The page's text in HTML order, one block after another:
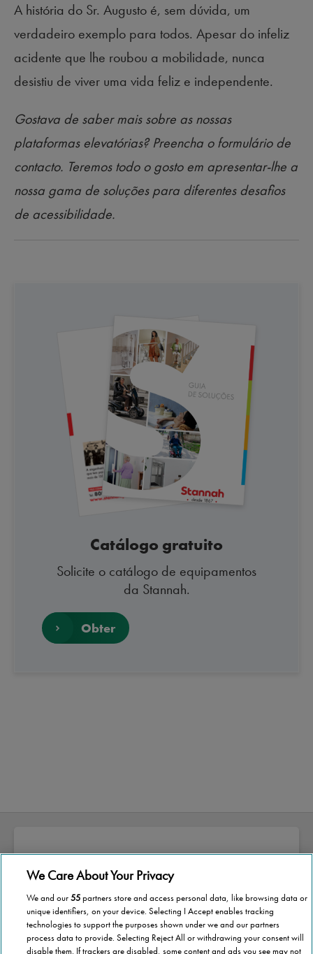
A história do Sr. Augusto é, sem dúvida, um
verdadeiro exemplo para todos. Apesar do infeliz
acidente que lhe roubou a mobilidade, nunca
desistiu de viver uma vida feliz e independente.
Gostava de saber mais sobre as nossas
plataformas elevatórias? Preencha o formulário de
contacto. Teremos todo o gosto em apresentar-lhe a
nossa gama de soluções para diferentes desafios
de acessibilidade.
Catálogo gratuito
Solicite o catálogo de equipamentos
da Stannah.
Obter
Sobre a Stannah
A Stannah nasceu pelas mãos de Joseph
Stannah, há quase 150 anos.
We Care About Your Privacy
We and our55partners store and access personal data, like browsing data or
unique identifiers, on your device. Selecting I Accept enables tracking
technologies to support the purposes shown under we and our partners
process data to provide. Selecting Reject All or withdrawing your consent will
disable them. If trackers are disabled, some content and ads you see may not